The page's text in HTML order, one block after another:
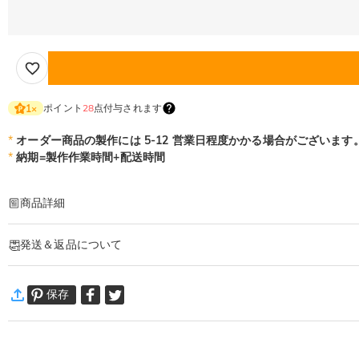
1× ポイント 28点付与されます
* オーダー商品の製作には 5-12 営業日程度かかる場合がございます。
* 納期=製作作業時間+配送時間
商品詳細
旅行の疲れから解放し、実用とファッションが融合した旅行必需品-マルチファ
画一的な退屈さを拒否！多様な柄を用意するだけでなく、名前カスタマイズサ
独占的なマークで U 字型枕をあなただけのアイデンティティにし、旅行中に他
肌に優しく通気性が良く、雲のように細かく柔らかい触感です。長時間密着し
発送＆返品について
通常配送: 5-9営業日
保存